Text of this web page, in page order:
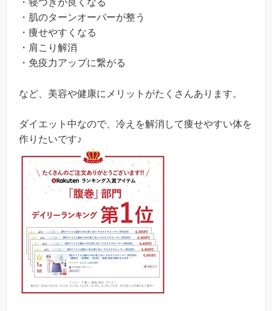
・寝つきが良くなる
・肌のターンオーバーが整う
・痩せやすくなる
・肩こり解消
・免疫力アップに繋がる
など、美容や健康にメリットがたくさんあります。
ダイエット中なので、冷えを解消して痩せやすい体を
作りたいです♪